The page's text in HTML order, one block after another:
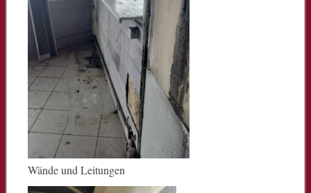
Wände und Leitungen